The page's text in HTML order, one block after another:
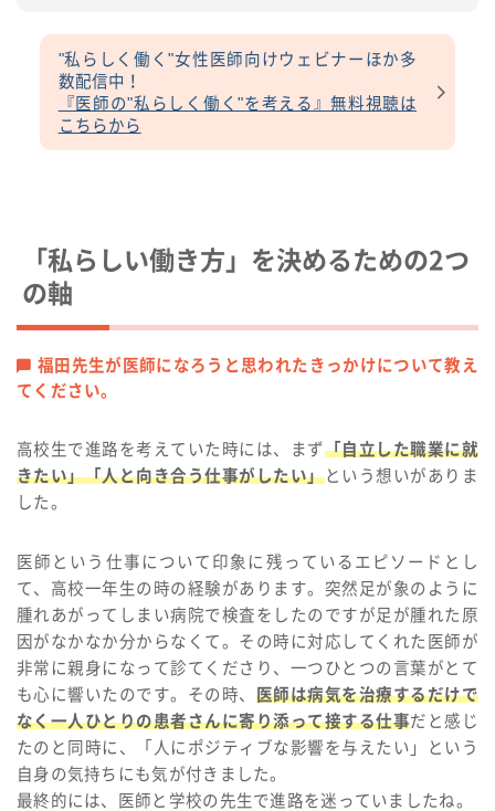
"私らしく働く"女性医師向けウェビナーほか多
数配信中！
『医師の"私らしく働く"を考える』無料視聴は
こちらから
「私らしい働き方」を決めるための2つ
の軸
福田先生が医師になろうと思われたきっかけについて教え
てください。
高校生で進路を考えていた時には、まず「自立した職業に就
きたい」「人と向き合う仕事がしたい」という想いがありま
した。
医師という仕事について印象に残っているエピソードとし
て、高校一年生の時の経験があります。突然足が象のように
腫れあがってしまい病院で検査をしたのですが足が腫れた原
因がなかなか分からなくて。その時に対応してくれた医師が
非常に親身になって診てくださり、一つひとつの言葉がとて
も心に響いたのです。その時、 医師は病気を治療するだけで
なく一人ひとりの患者さんに寄り添って接する仕事だと感じ
たのと同時に、「人にポジティブな影響を与えたい」という
自身の気持ちにも気が付きました。
最終的には、医師と学校の先生で進路を迷っていましたね。